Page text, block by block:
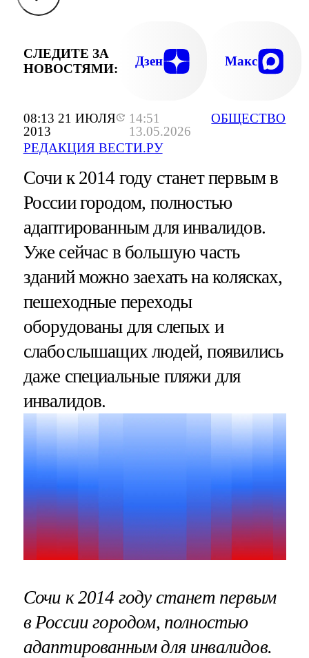
08:13 21 ИЮЛЯ
2013
14:51
13.05.2026
РЕДАКЦИЯ ВЕСТИ.РУ
ОБЩЕСТВО
СЛЕДИТЕ ЗА
НОВОСТЯМИ:
Дзен Макс
Сочи к 2014 году станет первым в
России городом, полностью
адаптированным для инвалидов.
Уже сейчас в большую часть
зданий можно заехать на колясках,
пешеходные переходы
оборудованы для слепых и
слабослышащих людей, появились
даже специальные пляжи для
инвалидов.
Сочи к 2014 году станет первым
в России городом, полностью
адаптированным для инвалидов.